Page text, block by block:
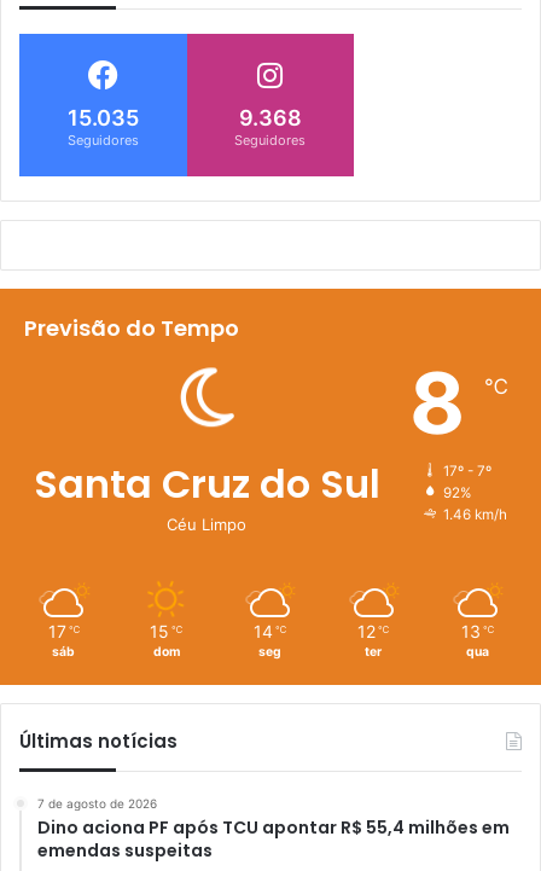
15.035
Seguidores
9.368
Seguidores
Previsão do Tempo
Santa Cruz do Sul
Céu Limpo
8 ℃
17º - 7º
92%
1.46 km/h
17 ℃
sáb
15 ℃
dom
14 ℃
seg
12 ℃
ter
13 ℃
qua
Últimas notícias
7 de agosto de 2026
Dino aciona PF após TCU apontar R$ 55,4 milhões em
emendas suspeitas